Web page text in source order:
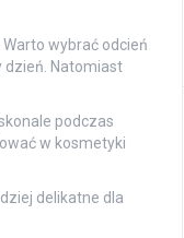
wybrać odcień
dzień. Natomiast
podczas
w kosmetyki
delikatne dla